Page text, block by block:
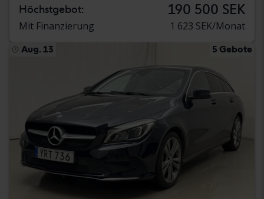
Höchstgebot: 190 500 SEK
Mit Finanzierung 1 623 SEK/Monat
Aug. 13 5 Gebote